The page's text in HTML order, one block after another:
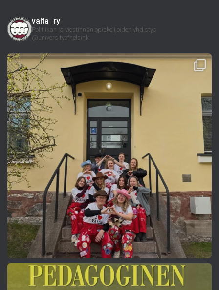
valta_ry
Politiikan ja viestinnän opiskelijoiden yhdistys
@universityofhelsinki